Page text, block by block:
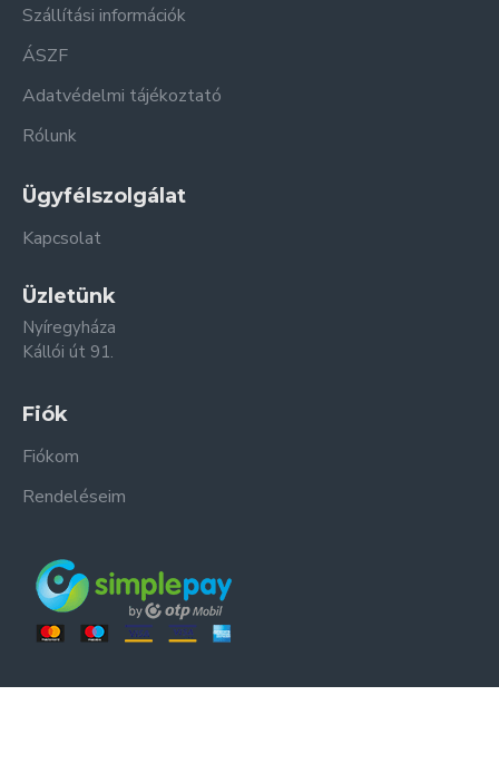
Szállítási információk
ÁSZF
Adatvédelmi tájékoztató
Rólunk
Ügyfélszolgálat
Kapcsolat
Üzletünk
Nyíregyháza
Kállói út 91.
Fiók
Fiókom
Rendeléseim